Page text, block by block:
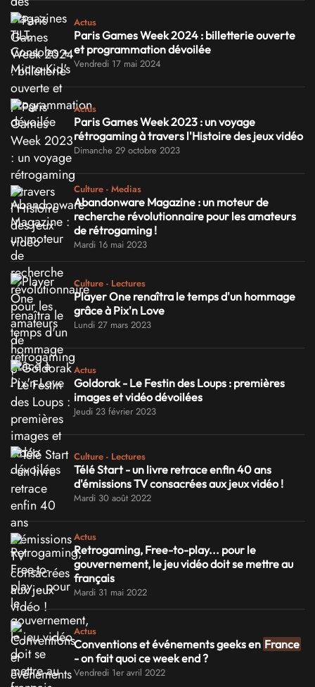
Actus
Paris Games Week 2024 : billetterie ouverte
et programmation dévoilée
Vendredi 17 mai 2024
Actus
Paris Games Week 2023 : un voyage
rétrogaming à travers l'Histoire des jeux vidéo
Dimanche 29 octobre 2023
Culture - Medias
Abandonware Magazine : un moteur de
recherche révolutionnaire pour les amateurs
de rétrogaming !
Mardi 16 mai 2023
Culture - Lectures
Player One renaîtra le temps d'un hommage
grâce à Pix'n Love
Lundi 27 mars 2023
Actus
Goldorak - Le Festin des Loups : premières
images et vidéo dévoilées
Jeudi 23 février 2023
Culture - Lectures
Télé Start - un livre retrace enfin 40 ans
d'émissions TV consacrées aux jeux vidéo !
Mardi 30 août 2022
Actus
Retrogaming, Free-to-play... pour le
gouvernement, le jeu vidéo doit se mettre au
français
Mardi 31 mai 2022
Actus
Conventions et événements geeks en France
- on fait quoi ce week end ?
Vendredi 1er avril 2022